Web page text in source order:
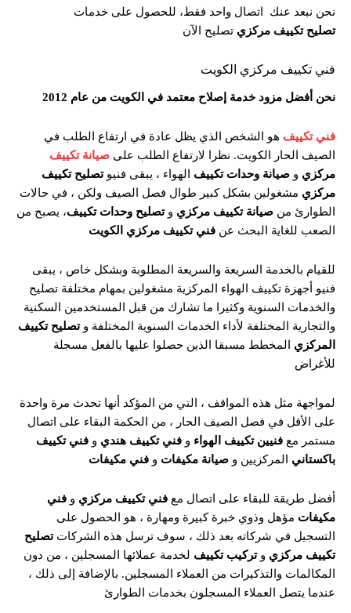
نحن نبعد عنك اتصال واحد فقط، للحصول على خدمات
تصليحتكييف مركزي تصليح الآن
فني تكييف مركزي الكويت
نحن أفضل مزود خدمة إصلاح معتمد في الكويت من عام 2012
فني تكييف هو الشخص الذي يظل عادة في ارتفاع الطلب في
الصيف الحار الكويت. نظرا لارتفاع الطلب على صيانة تكييف
مركزي و صيانة وحدات تكييف الهواء ، يبقى فنيوتصليح تكييف
مركزي مشغولين بشكل كبير طوال فصل الصيف ولكن ، في حالات
الطوارئ من صيانة تكييف مركزي وتصليح وحدات تكييف، يصبح من
الصعب للغاية البحث عن فني تكييف مركزي الكويت
للقيام بالخدمة السريعة والسريعة المطلوبة وبشكل خاص ، يبقى
فنيو أجهزة تكييف الهواء المركزية مشغولين بمهام مختلفة تصليح
والخدمات السنوية وكثيرا ما تشارك من قبل المستخدمين السكنية
والتجارية المختلفة لأداء الخدمات السنوية المختلفة وتصليح تكييف
المركزي المخطط مسبقا الذين حصلوا عليها بالفعل مسجلة
للأغراض
لمواجهة مثل هذه المواقف ، التي من المؤكد أنها تحدث مرة واحدة
على الأقل في فصل الصيف الحار ، من الحكمة البقاء على اتصال
مستمر مع فنيين تكييف الهواء و فني تكييف هندي و فني تكييف
باكستاني المركزيين و صيانة مكيفات و فني مكيفات
أفضل طريقة للبقاء على اتصال مع فني تكييف مركزي و فني
مكيفات مؤهل وذوي خبرة كبيرة ومهارة ، هو الحصول على
التسجيل في شركاته بعد ذلك ، سوف ترسل هذه الشركاتتصليح
تكييف مركزي وتركيب تكييف لخدمة عملائها المسجلين ، من دون
المكالمات والتذكيرات من العملاء المسجلين. بالإضافة إلى ذلك ،
عندما يتصل العملاء المسجلون بخدمات الطوارئ